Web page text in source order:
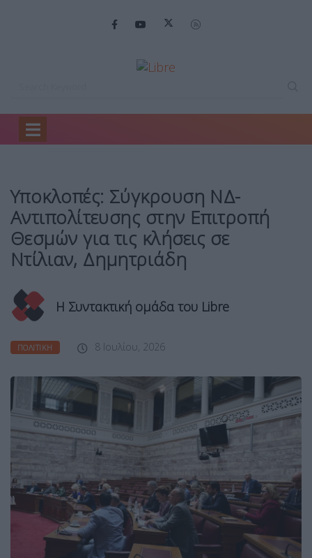
Home
Υποκλοπές: Σύγκρουση ΝΔ-Αντιπολίτευσης…
Υποκλοπές: Σύγκρουση ΝΔ-
Αντιπολίτευσης στην Επιτροπή
Θεσμών για τις κλήσεις σε
Ντίλιαν, Δημητριάδη
Η Συντακτική ομάδα του Libre
ΠΟΛΙΤΙΚΉ 8 Ιουλίου, 2026